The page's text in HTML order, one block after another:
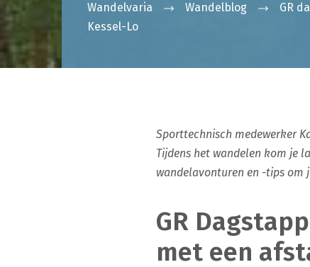
Wandelvaria
Wandelblog
GR
Kessel-Lo
Sporttechnisch medewerker
Tijdens het wandelen kom je
wandelavonturen en -tips om
GR
met een